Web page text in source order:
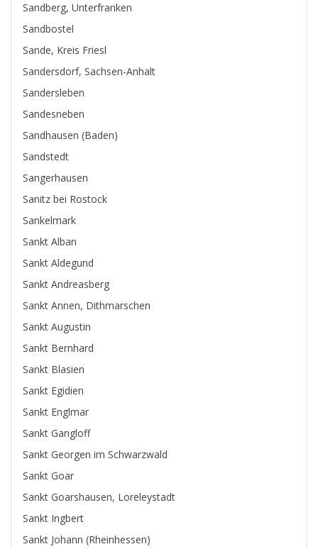
Sandberg, Unterfranken
Sandbostel
Sande, Kreis Friesl
Sandersdorf, Sachsen-Anhalt
Sandersleben
Sandesneben
Sandhausen (Baden)
Sandstedt
Sangerhausen
Sanitz bei Rostock
Sankelmark
Sankt Alban
Sankt Aldegund
Sankt Andreasberg
Sankt Annen, Dithmarschen
Sankt Augustin
Sankt Bernhard
Sankt Blasien
Sankt Egidien
Sankt Englmar
Sankt Gangloff
Sankt Georgen im Schwarzwald
Sankt Goar
Sankt Goarshausen, Loreleystadt
Sankt Ingbert
Sankt Johann (Rheinhessen)